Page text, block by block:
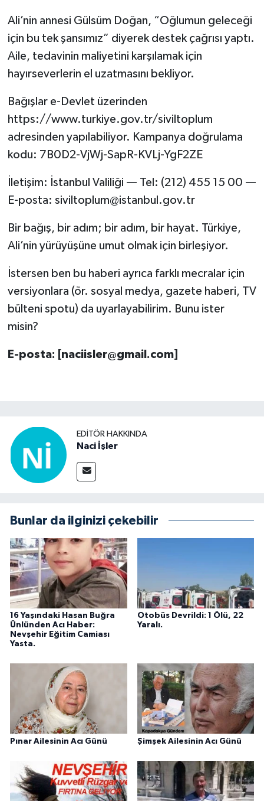
Ali’nin annesi Gülsüm Doğan, “Oğlumun geleceği
için bu tek şansımız” diyerek destek çağrısı yaptı.
Aile, tedavinin maliyetini karşılamak için
hayırseverlerin el uzatmasını bekliyor.
Bağışlar e-Devlet üzerinden
https://www.turkiye.gov.tr/siviltoplum
adresinden yapılabiliyor. Kampanya doğrulama
kodu: 7B0D2-VjWj-SapR-KVLj-YgF2ZE
İletişim: İstanbul Valiliği — Tel: (212) 455 15 00 —
E-posta: siviltoplum@istanbul.gov.tr
Bir bağış, bir adım; bir adım, bir hayat. Türkiye,
Ali’nin yürüyüşüne umut olmak için birleşiyor.
İstersen ben bu haberi ayrıca farklı mecralar için
versiyonlara (ör. sosyal medya, gazete haberi, TV
bülteni spotu) da uyarlayabilirim. Bunu ister
misin?
E-posta: [ naciisler@gmail.com]
EDITÖR HAKKINDA
Naci İşler
Bunlar da ilginizi çekebilir
16 Yaşındaki Hasan Buğra
Ünlünden Acı Haber:
Nevşehir Eğitim Camiası
Yasta.
Otobüs Devrildi: 1 Ölü, 22
Yaralı.
Pınar Ailesinin Acı Günü Şimşek Ailesinin Acı Günü